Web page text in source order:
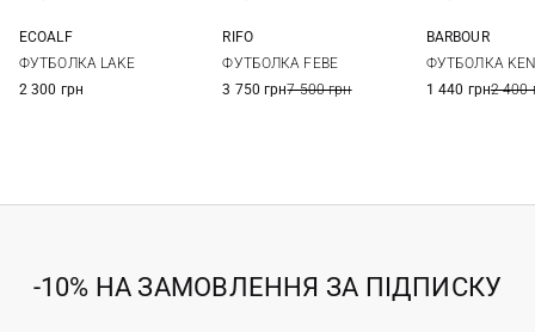
ECOALF
ФУТБОЛКА LAKE
2 300 грн
RIFO
ФУТБОЛКА FEBE
3 750 грн7 500 грн
BARBOUR
ФУТБОЛКА
1 440 грн2 400
-10% НА ЗАМОВЛЕННЯ ЗА ПІДПИСКУ